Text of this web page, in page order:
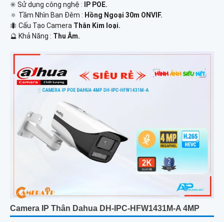
✳️ Sử dụng công nghệ :
IP POE.
🔅 Tầm Nhìn Ban Đêm : Hồng Ngoại 30m ONVIF.
🐜 Cấu Tạo Camera Thân Kim loại.
️🔮 Khả Năng : Thu Âm.
Camera IP Thân Dahua DH-IPC-HFW1431M-A 4MP